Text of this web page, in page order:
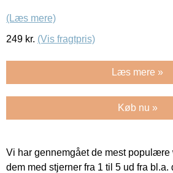
(Læs mere)
249 kr. (Vis fragtpris)
Læs mere »
Køb nu »
Vi har gennemgået de mest populære
dem med stjerner fra 1 til 5 ud fra bl.a.